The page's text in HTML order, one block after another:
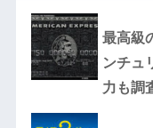
最高級
ンチュ
力も調